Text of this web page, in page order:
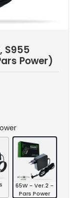
S955
Power)
65W - Ver.2 -
Pars Power